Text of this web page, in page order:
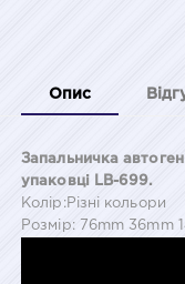
Опис
Запальничка
упаковці LB-699.
Колір:Різні кольори
Розмір: 76mm 36mm